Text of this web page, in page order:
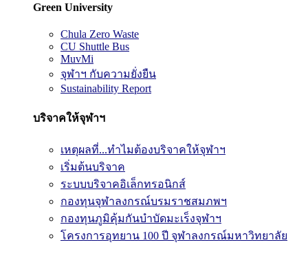
Green University
Chula Zero Waste
CU Shuttle Bus
MuvMi
จุฬาฯ กับความยั่งยืน
Sustainability Report
บริจาคให้จุฬาฯ
เหตุผลที่...ทำไมต้องบริจาคให้จุฬาฯ
เริ่มต้นบริจาค
ระบบบริจาคอิเล็กทรอนิกส์
กองทุนจุฬาลงกรณ์บรมราชสมภพฯ
กองทุนภูมิคุ้มกันบำบัดมะเร็งจุฬาฯ
โครงการอุทยาน 100 ปี จุฬาลงกรณ์มหาวิทยาลัย